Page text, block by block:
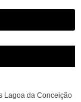
Lagoa da Conceição